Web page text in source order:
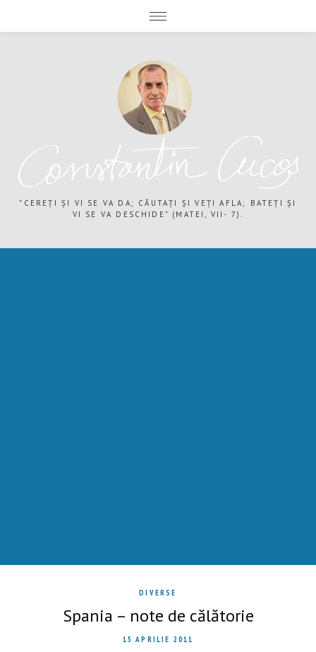
"CEREȚI ȘI VI SE VA DA; CĂUTAȚI ȘI VEȚI AFLA; BATEȚI ȘI
VI SE VA DESCHIDE" (MATEI, VII- 7).
DIVERSE
Spania – note de călătorie
15 APRILIE 2011